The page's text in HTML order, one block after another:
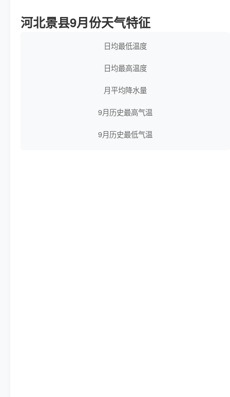
河北景县9月份天气特征
日均最低温度
日均最高温度
月平均降水量
9月历史最高气温
9月历史最低气温